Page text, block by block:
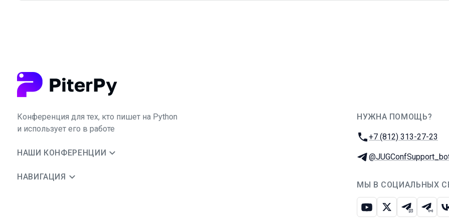
Конференция для тех, кто пишет на Python
и использует его в работе
НАШИ КОНФЕРЕНЦИИ
НАВИГАЦИЯ
НУЖНА ПОМОЩЬ?
Телефон:
+7 (812) 313-27-23
Телеграм:
МЫ В СОЦИАЛЬНЫХ
ЮтубИкс Телеграм-